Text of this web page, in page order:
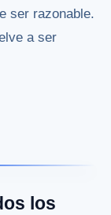
ser razonable.
a ser
los